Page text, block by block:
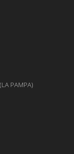
PAMPA)